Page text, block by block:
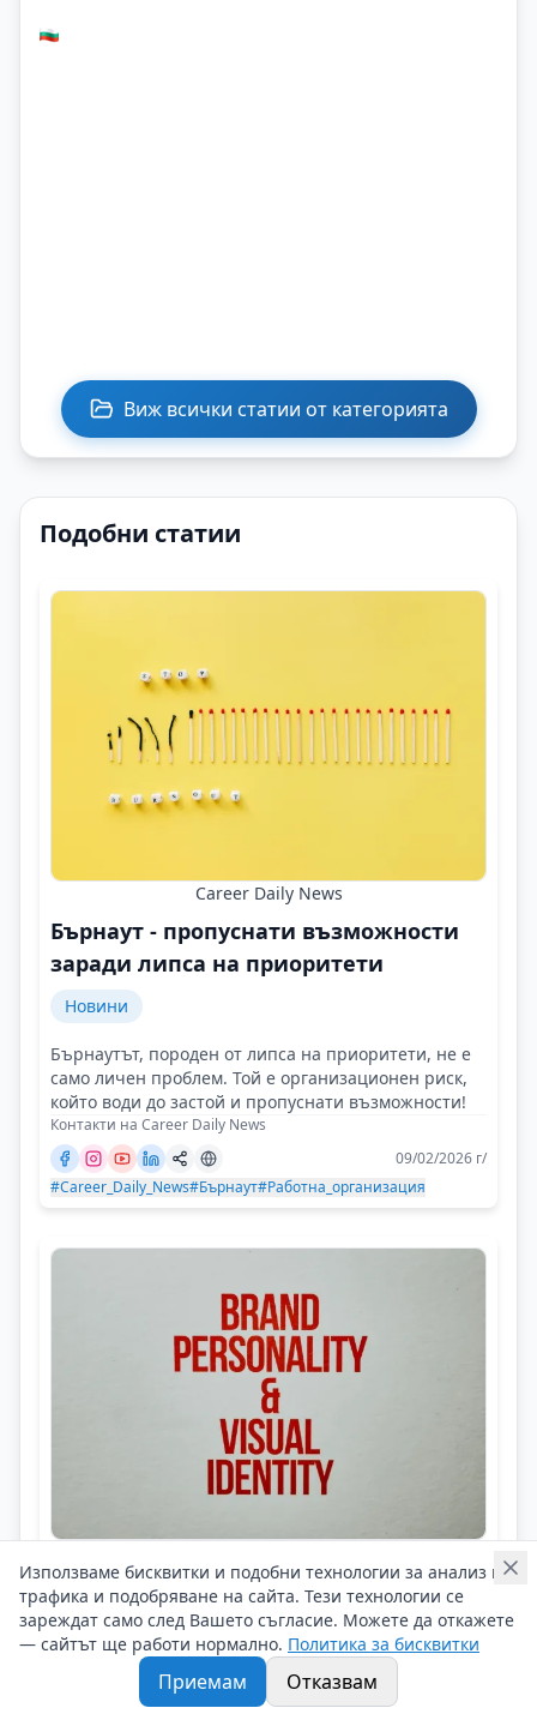
Виж всички статии от категорията
Подобни статии
Career Daily News
Бърнаут - пропуснати възможности
заради липса на приоритети
Новини
Бърнаутът, породен от липса на приоритети, не е
само личен проблем. Той е организационен риск,
който води до застой и пропуснати възможности!
Контакти на Career Daily News
09/02/2026 г/
#Career_Daily_News#Бърнаут#Работна_организация
Силата на историята: когато HR, PR,
маркетинг и employer branding
говорят заедно
Използваме бисквитки и подобни технологии за анализ на
трафика и подобряване на сайта. Тези технологии се
зареждат само след Вашето съгласие. Можете да откажете
— сайтът ще работи нормално. Политика за бисквитки
Приемам Отказвам